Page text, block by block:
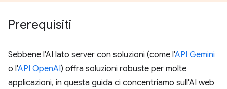
Prerequisiti
Sebbene l'AI lato server con soluzioni (come l'API Gemini
o l'API OpenAI) offra soluzioni robuste per molte
applicazioni, in questa guida ci concentriamo sull'AI web